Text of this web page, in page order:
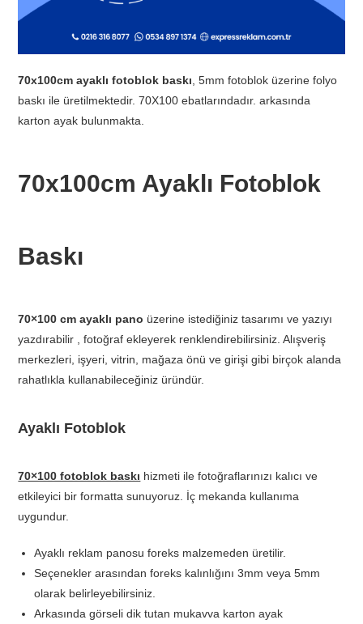
70x100cm ayaklı fotoblok baskı , 5mm fotoblok üzerine folyo
baskı ile üretilmektedir. 70X100 ebatlarındadır. arkasında
karton ayak bulunmakta.
70x100cm Ayaklı Fotoblok
Baskı
70×100 cm ayaklı pano üzerine istediğiniz tasarımı ve yazıyı
yazdırabilir , fotoğraf ekleyerek renklendirebilirsiniz. Alışveriş
merkezleri, işyeri, vitrin, mağaza önü ve girişi gibi birçok alanda
rahatlıkla kullanabileceğiniz üründür.
Ayaklı Fotoblok
70×100 fotoblok baskı hizmeti ile fotoğraflarınızı kalıcı ve
etkileyici bir formatta sunuyoruz. İç mekanda kullanıma
uygundur.
Ayaklı reklam panosu foreks malzemeden üretilir.
Seçenekler arasından foreks kalınlığını 3mm veya 5mm
olarak belirleyebilirsiniz.
Arkasında görseli dik tutan mukavva karton ayak